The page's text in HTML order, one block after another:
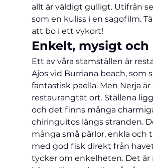
allt är väldigt gulligt. Utifrån
som en kuliss i en sagofilm.
att bo i ett vykort!
Enkelt, mysigt och
Ett av våra stamställen är
Ajos vid Burriana beach, som
fantastisk paella. Men Nerja är
restaurangtät ort. Ställena
och det finns många
chiringuitos längs stranden.
många små pärlor, enkla och
med god fisk direkt från
tycker om enkelheten. Det är